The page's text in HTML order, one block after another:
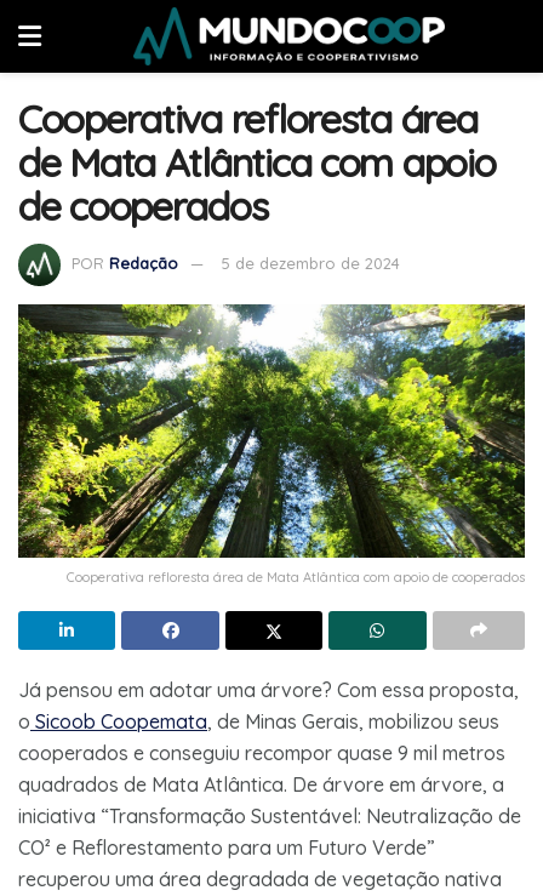
Cooperativa refloresta área
de Mata Atlântica com apoio
de cooperados
POR Redação 5 de dezembro de 2024
Cooperativa refloresta área de Mata Atlântica com apoio de cooperados
Já pensou em adotar uma árvore? Com essa proposta,
o Sicoob Coopemata, de Minas Gerais, mobilizou seus
cooperados e conseguiu recompor quase 9 mil metros
quadrados de Mata Atlântica. De árvore em árvore, a
iniciativa “Transformação Sustentável: Neutralização de
CO² e Reflorestamento para um Futuro Verde”
recuperou uma área degradada de vegetação nativa